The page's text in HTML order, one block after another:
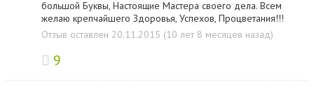
большой Буквы, Настоящие Мастера своего дела. Всем
желаю крепчайшего Здоровья, Успехов, Процветания!!!
Отзыв оставлен 20.11.2015 (10 лет 8 месяцев назад)
9